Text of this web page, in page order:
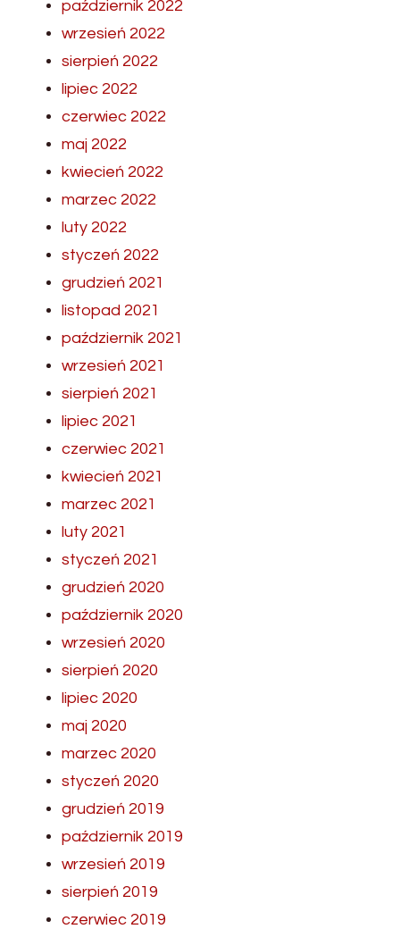
październik 2022
wrzesień 2022
sierpień 2022
lipiec 2022
czerwiec 2022
maj 2022
kwiecień 2022
marzec 2022
luty 2022
styczeń 2022
grudzień 2021
listopad 2021
październik 2021
wrzesień 2021
sierpień 2021
lipiec 2021
czerwiec 2021
kwiecień 2021
marzec 2021
luty 2021
styczeń 2021
grudzień 2020
październik 2020
wrzesień 2020
sierpień 2020
lipiec 2020
maj 2020
marzec 2020
styczeń 2020
grudzień 2019
październik 2019
wrzesień 2019
sierpień 2019
czerwiec 2019